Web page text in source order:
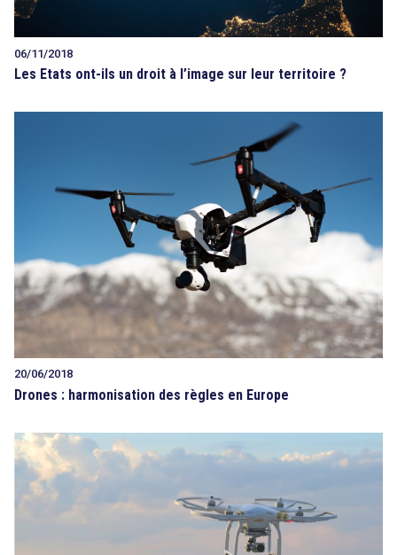
06/11/2018
Les Etats ont-ils un droit à l’image sur leur territoire ?
20/06/2018
Drones : harmonisation des règles en Europe